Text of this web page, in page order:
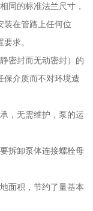
同的标准法兰尺寸，
装在管路上任何位
求。
密封而无动密封）的
保介质而不对环境造
，无需维护，泵的运
拆卸泵体连接螺栓母
面积，节约了量基本